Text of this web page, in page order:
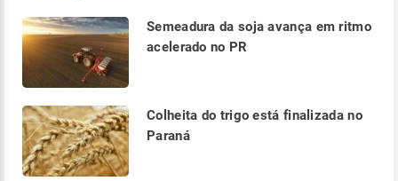
Semeadura da soja avança em ritmo
acelerado no PR
Colheita do trigo está finalizada no
Paraná